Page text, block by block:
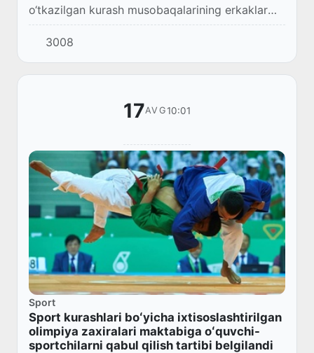
o‘tkazilgan kurash musobaqalarining erkaklar
o‘rtasida +81 kg hamda ayollar o‘rtasida +63 kg
vazn toifalari bo‘yicha g‘oliblar aniqlandi...
3008
17AVG10:01
Sport
Sport kurashlari boʻyicha ixtisoslashtirilgan
olimpiya zaxiralari maktabiga oʻquvchi-
sportchilarni qabul qilish tartibi belgilandi